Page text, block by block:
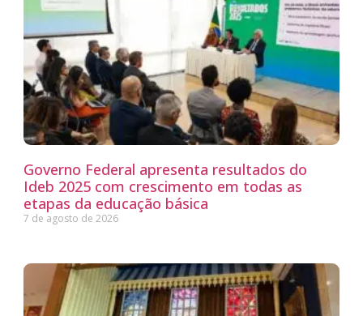
Governo Federal apresenta resultados do
Ideb 2025 com crescimento em todas as
etapas da educação básica
7 de agosto de 2026